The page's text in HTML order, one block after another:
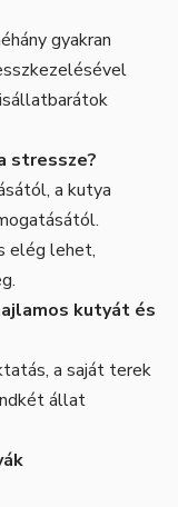
gyakran
stressze?
a kutya
elég lehet,
kutyát és
a saját terek
állat